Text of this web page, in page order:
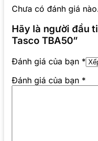
Chưa có đánh giá
Hãy là người đầu
Tasco TBA50”
Đánh giá của bạn *
Đánh giá của bạn *